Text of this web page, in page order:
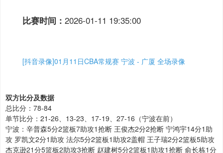
比赛时间： 2026-01-11 19:35:00
[抖音录像]01月11日CBA常规赛 宁波 - 广厦 全场录像
双方比分及数据
总比分：78-84
单节比分：21-26、13-23、17-19、27-16（宁波在前）
宁波：辛普森5分2篮板7助攻1抢断 王俊杰2分2抢断 宁鸿宇14分1助
攻 罗凯文2分1助攻 法尔5分2篮板1助攻2盖帽 王子瑞2分2篮板5助攻
杰克逊21分5篮板2助攻3抢断 赵建树5分2篮板1助攻1抢断 俞长栋1分